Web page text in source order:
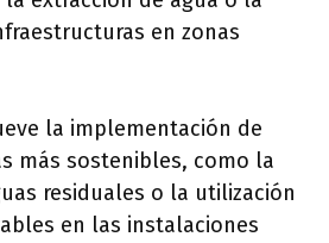
en zonas
la implementación de
más sostenibles, como la
residuales o la utilización
en las instalaciones